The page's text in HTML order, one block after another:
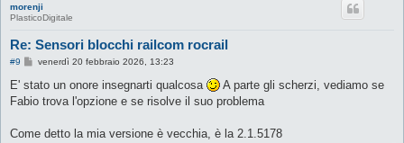
morenji
PlasticoDigitale
Re: Sensori blocchi railcom rocrail
#9
M
s
a
i
venerdì 20 febbraio 2026, 13:23
E' stato un onore insegnarti qualcosa
A parte gli scherzi, vediamo se
Fabio trova l'opzione e se risolve il suo problema
Come detto la mia versione è vecchia, è la 2.1.5178